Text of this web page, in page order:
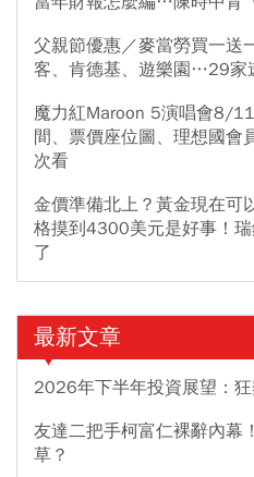
父親節優惠／麥當勞買一送
客、肯德基、遊樂園…29家
魔力紅Maroon 5演唱會8/
間、票價座位圖、理想國會
次看
金價準備北上？黃金現在可
格摸到4300美元是好事！
了
最新文章
2026年下半年投資展望：
友達二把手柯富仁裸辭內幕
草？